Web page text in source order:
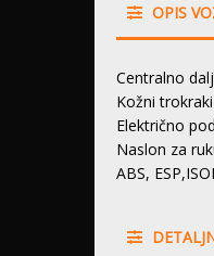
OPIS
Centralno
Kožni
Električno
Naslon za
ABS,